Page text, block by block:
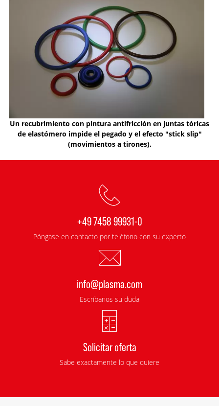
Un recubrimiento con pintura antifricción en juntas tóricas
de elastómero impide el pegado y el efecto "stick slip"
(movimientos a tirones).
+49 7458 99931-0
Póngase en contacto por teléfono con su experto
info@plasma.com
Escríbanos su duda
Solicitar oferta
Sabe exactamente lo que quiere